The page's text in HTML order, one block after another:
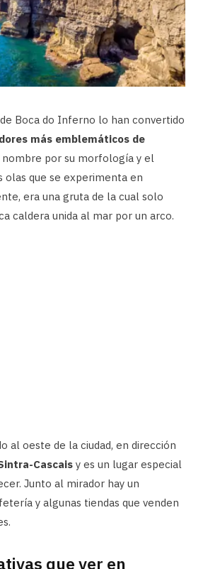
Boca do Inferno lo han convertido
más emblemáticos de
nombre por su morfología y el
olas que se experimenta en
era una gruta de la cual solo
caldera unida al mar por un arco.
al oeste de la ciudad, en dirección
Cascais y es un lugar especial
Junto al mirador hay un
y algunas tiendas que venden
que ver en